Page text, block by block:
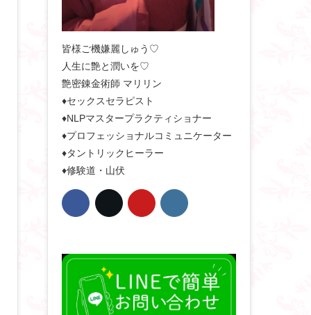
皆様ご機嫌麗しゅう♡
人生に艶と潤いを♡
艶密錬金術師 マリリン
♦セックスセラピスト
♦NLPマスタープラクティショナー
♦プロフェッショナルコミュニケーター
♦タントリックヒーラー
♦修験道・山伏